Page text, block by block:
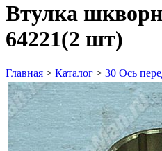
Втулка
64221(2 шт)
Главная > Каталог > 30 Ось